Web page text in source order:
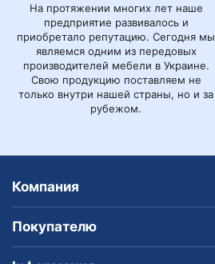
На протяжении многих лет наше
предприятие развивалось и
приобретало репутацию. Сегодня мы
являемся одним из передовых
производителей мебели в Украине.
Свою продукцию поставляем не
только внутри нашей страны, но и за
рубежом.
Компания
Покупателю